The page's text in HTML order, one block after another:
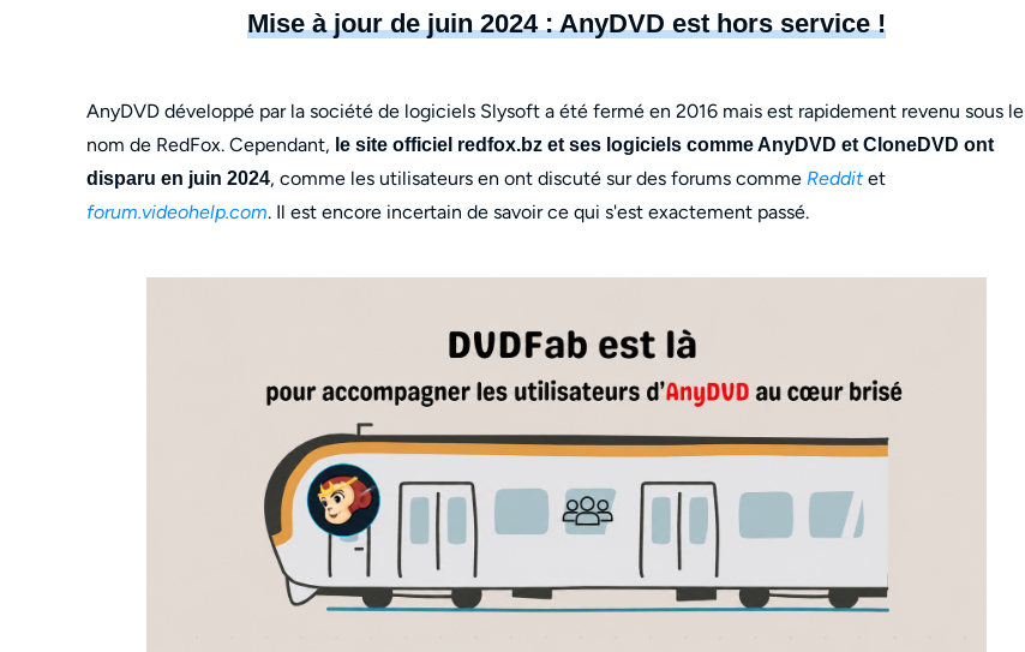
Est-il sûr de télécharger AnyDVD HD à partir d'un site tiers ?
Quelle est la différence entre AnyDVD, CloneDVD et CloneCD ?
Mise à jour de juin 2024 : AnyDVD est hors service !
AnyDVD développé par la société de logiciels Slysoft a été fermé en 2016 mais est rapidement revenu sous le
nom de RedFox. Cependant, le site officiel redfox.bz et ses logiciels comme AnyDVD et CloneDVD ont
disparu en juin 2024, comme les utilisateurs en ont discuté sur des forums comme Reddit et
forum.videohelp.com. Il est encore incertain de savoir ce qui s'est exactement passé.